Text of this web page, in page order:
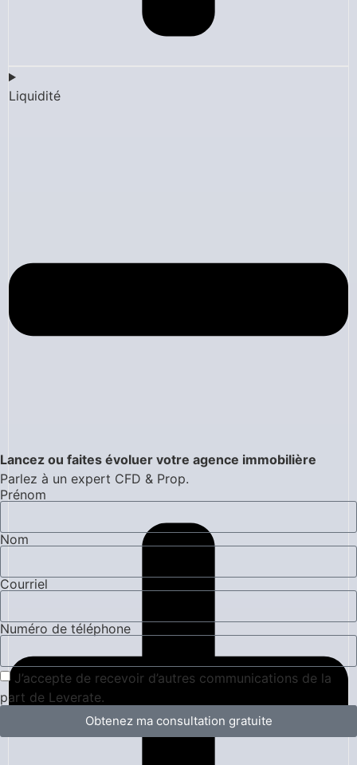
Liquidité
Lancez ou faites évoluer votre agence immobilière
Parlez à un expert CFD & Prop.
Prénom
Nom
Courriel
Numéro de téléphone
J’accepte de recevoir d’autres communications de la
part de Leverate.
Obtenez ma consultation gratuite